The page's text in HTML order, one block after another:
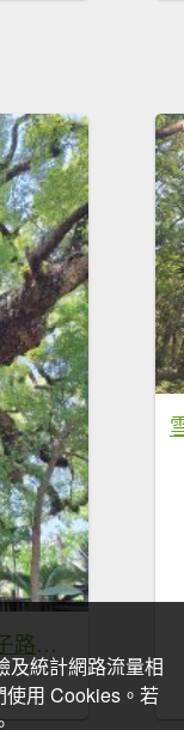
太平車籠山+貓頭鷹步道+番子路山+豬槽山20260502
及統計網路流量相
使用 Cookies。若